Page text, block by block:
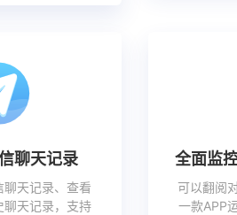
聊天记录
聊天记录、查看
聊天记录，支持
全面监
可以翻阅
一款APP